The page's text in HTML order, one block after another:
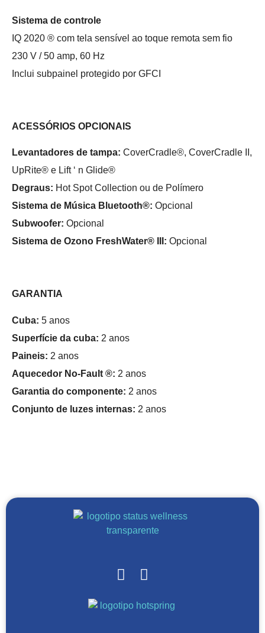
Sistema de controle
IQ 2020 ® com tela sensível ao toque remota sem fio
230 V / 50 amp, 60 Hz
Inclui subpainel protegido por GFCI
ACESSÓRIOS OPCIONAIS
Levantadores de tampa: CoverCradle®, CoverCradle II,
UpRite® e Lift ‘ n Glide®
Degraus: Hot Spot Collection ou de Polímero
Sistema de Música Bluetooth®: Opcional
Subwoofer: Opcional
Sistema de Ozono FreshWater® III: Opcional
GARANTIA
Cuba: 5 anos
Superfície da cuba: 2 anos
Paineis: 2 anos
Aquecedor No-Fault ®: 2 anos
Garantia do componente: 2 anos
Conjunto de luzes internas: 2 anos